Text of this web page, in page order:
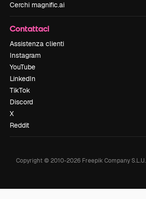
Cerchi magnific.ai
Contattaci
Assistenza clienti
Instagram
YouTube
LinkedIn
TikTok
Discord
X
Reddit
Copyright © 2010-2026Freepik Company S.L.U.